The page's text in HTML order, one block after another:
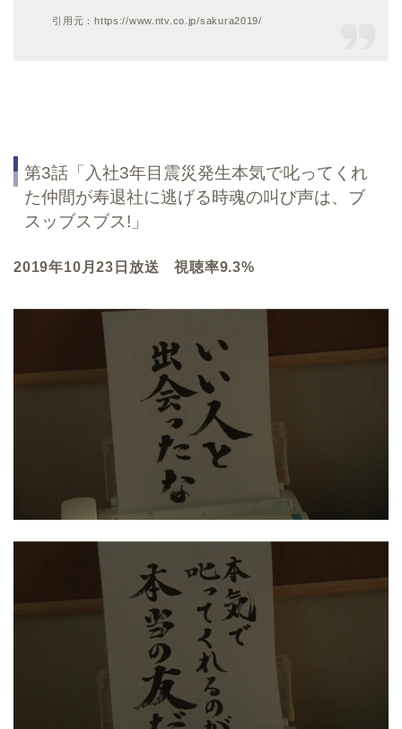
引用元：https://www.ntv.co.jp/sakura2019/
第3話「入社3年目震災発生本気で叱ってくれ
た仲間が寿退社に逃げる時魂の叫び声は、ブ
スッブスブス!」
2019年10月23日放送 視聴率9.3%